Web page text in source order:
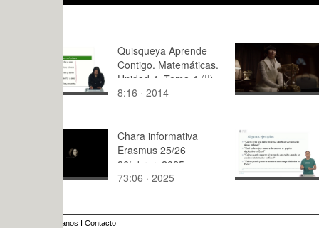
Quisqueya Aprende
Contigo. Matemáticas.
Unidad 4. Tema 4 (II)
8:16 · 2014
v2
0:18 · 2022
Chara informativa
Erasmus 25/26
26febrero2025 -
estudiantes con
73:06 · 2025
Use of
6:42 · 2023